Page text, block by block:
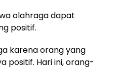
olahraga dapat
positif.
karena orang yang
positif. Hari ini, orang-